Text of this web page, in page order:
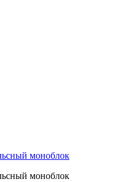
моноблок
моноблок